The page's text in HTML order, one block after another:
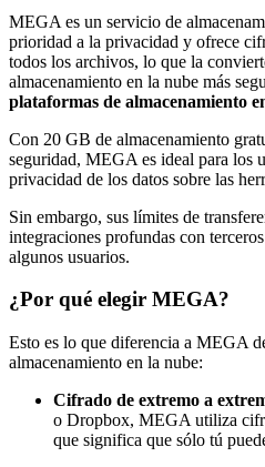
MEGA es un servicio de
prioridad a la privacidad y ofrece
todos los archivos, lo que la
almacenamiento en la nube más
plataformas de almacenamiento
Con 20 GB de almacenamiento
seguridad, MEGA es ideal para los
privacidad de los datos sobre las
Sin embargo, sus límites de
integraciones profundas con
algunos usuarios.
¿Por qué elegir MEGA?
Esto es lo que diferencia a MEGA
almacenamiento en la nube:
Cifrado de extremo a
o Dropbox, MEGA utiliza
que significa que sólo tú